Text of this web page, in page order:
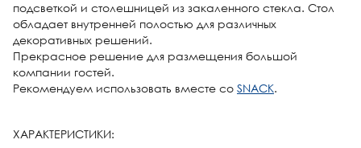
подсветкой и столешницей из закаленного стекла. Стол
обладает внутренней полостью для различных
декоративных решений.
Прекрасное решение для размещения большой
компании гостей.
Рекомендуем использовать вместе со SNACK.
ХАРАКТЕРИСТИКИ: